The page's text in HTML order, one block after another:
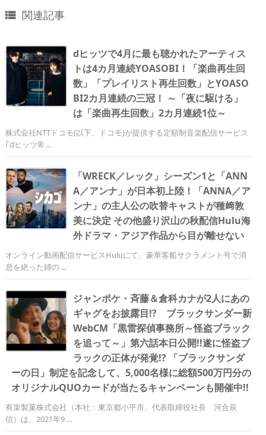
 関連記事
dヒッツで4月に最も聴かれたアーティス
トは4カ月連続YOASOBI！「楽曲再生回
数」「プレイリスト再生回数」とYOASO
BI2カ月連続の三冠！ ～「夜に駆ける」
は「楽曲再生回数」2カ月連続1位～
株式会社NTTドコモ(以下、ドコモ)が提供する定額制音楽配信サービス
｢dヒッツ® ...
「WRECK／レック」シーズン1と「ANN
A／アンナ」が日本初上陸！「ANNA／ア
ンナ」の主人公の吹替キャストが種﨑敦
美に決定 その他盛り沢山の秋配信Hulu海
外ドラマ・アジア作品から目が離せない
オンライン動画配信サービスHuluにて、豪華客船サクラメント号で消
息を絶った姉の ...
ジャンポケ・斉藤＆倉科カナが2人にあの
ギャグをお披露目!? ブラックサンダー新
WebCM「黒雷探偵事務所～怪盗ブラック
を追って～」第六話本日公開!!遂に怪盗ブ
ラックの正体が発覚!? 「ブラックサンダ
ーの日」制定を記念して、5,000名様に総額500万円分の
オリジナルQUOカードが当たるキャンペーンも開催中!!
有楽製菓株式会社（本社：東京都小平市、代表取締役社長 河合辰
信）は、2021年9 ...